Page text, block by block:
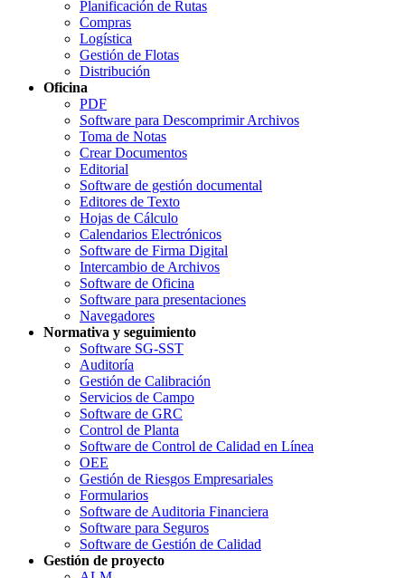
Planificación de Rutas
Compras
Logística
Gestión de Flotas
Distribución
Oficina
PDF
Software para Descomprimir Archivos
Toma de Notas
Crear Documentos
Editorial
Software de gestión documental
Editores de Texto
Hojas de Cálculo
Calendarios Electrónicos
Software de Firma Digital
Intercambio de Archivos
Software de Oficina
Software para presentaciones
Navegadores
Normativa y seguimiento
Software SG-SST
Auditoría
Gestión de Calibración
Servicios de Campo
Software de GRC
Control de Planta
Software de Control de Calidad en Línea
OEE
Gestión de Riesgos Empresariales
Formularios
Software de Auditoria Financiera
Software para Seguros
Software de Gestión de Calidad
Gestión de proyecto